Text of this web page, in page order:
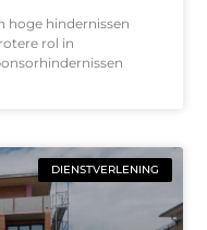
hoge hindernissen
rol in
DIENSTVERLENING